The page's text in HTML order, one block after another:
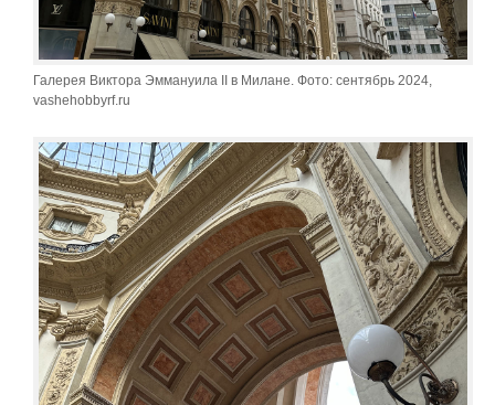
Галерея Виктора Эммануила II в Милане. Фото: сентябрь 2024,
vashehobbyrf.ru